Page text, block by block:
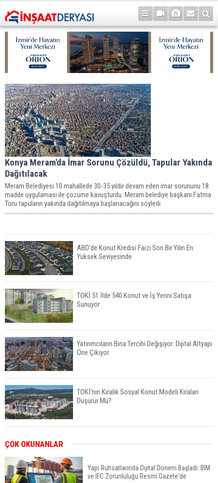
Konya Meram'da İmar Sorunu Çözüldü, Tapular Yakında
Dağıtılacak
Meram Belediyesi 10 mahallede 30-35 yıldır devam eden imar sorununu 18.
madde uygulaması ile çözüme kavuşturdu. Meram belediye başkanı Fatma
Toru tapuların yakında dağıtılmaya başlanacağını söyledi
ABD'de Konut Kredisi Faizi Son Bir Yılın En
Yüksek Seviyesinde
TOKİ 51 İlde 540 Konut ve İş Yerini Satışa
Sunuyor
Yatırımcıların Bina Tercihi Değişiyor: Dijital Altyapı
Öne Çıkıyor
TOKİ'nin Kiralık Sosyal Konut Modeli Kiraları
Düşürür Mü?
ÇOK OKUNANLAR
Yapı Ruhsatlarında Dijital Dönem Başladı: BIM
ve IFC Zorunluluğu Resmî Gazete'de